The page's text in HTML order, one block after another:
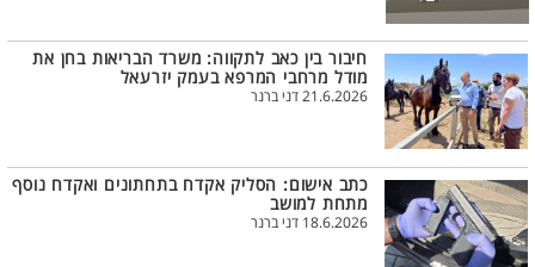
חיבור בין כאב לתקווה: משרד הבריאות בחן את
מודל מרחבי המרפא בעמק יזרעאל
21.6.2026 דני ברנר
כתב אישום: הסליק אקדח בתחתונים ואקדח נוסף
מתחת למושב
18.6.2026 דני ברנר